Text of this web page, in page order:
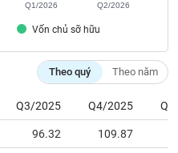
Vốn chủ sỡ hữu
Q1/2026 Q2/2026
Theo quý Theo năm
Q3/2025 Q4/2025
96.32 109.87